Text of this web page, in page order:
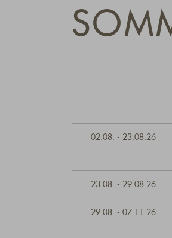
02.08. - 23.08.26
23.08. - 29.08.26
29.08. - 07.11.26